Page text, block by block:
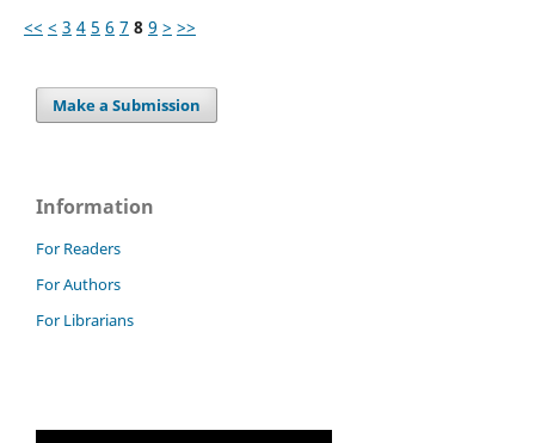
<< < 3 4 5 6 7 8 9 > >>
Make a Submission
Information
For Readers
For Authors
For Librarians